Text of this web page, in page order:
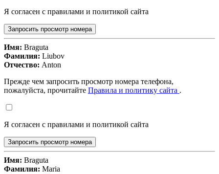
Я согласен с правилами и политикой сайта
Запросить просмотр номера
Имя: Braguta
Фамилия: Liubov
Отчество: Anton
Прежде чем запросить просмотр номера телефона,
пожалуйста, прочитайте Правила и политику сайта .
Я согласен с правилами и политикой сайта
Запросить просмотр номера
Имя: Braguta
Фамилия: Maria